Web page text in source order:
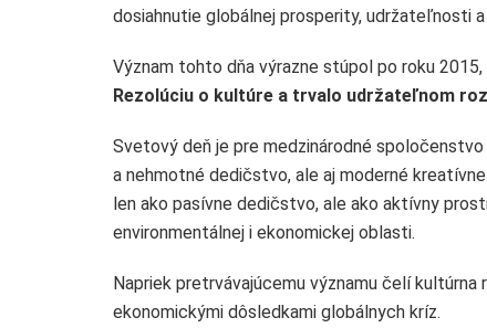
dosiahnutie globálnej prosperity, udržateľnosti
Význam tohto dňa výrazne stúpol po roku
Rezolúciu o kultúre a trvalo udržateľnom
Svetový deň je pre medzinárodné
a nehmotné dedičstvo, ale aj moderné
len ako pasívne dedičstvo, ale ako aktívny
environmentálnej i ekonomickej oblasti.
Napriek pretrvávajúcemu významu čelí
ekonomickými dôsledkami globálnych kríz.